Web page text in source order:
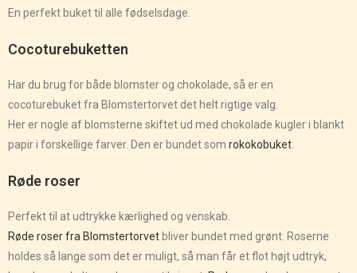
En perfekt buket til alle fødselsdage.
Cocoturebuketten
Har du brug for både blomster og chokolade, så er en
cocoturebuket fra Blomstertorvet det helt rigtige valg.
Her er nogle af blomsterne skiftet ud med chokolade kugler i blankt
papir i forskellige farver. Den er bundet som rokokobuket
Røde roser
Perfekt til at udtrykke kærlighed og venskab.
Røde roser fra Blomstertorvetbliver bundet med grønt. Roserne
holdes så lange som det er muligt, så man får et flot højt udtryk,